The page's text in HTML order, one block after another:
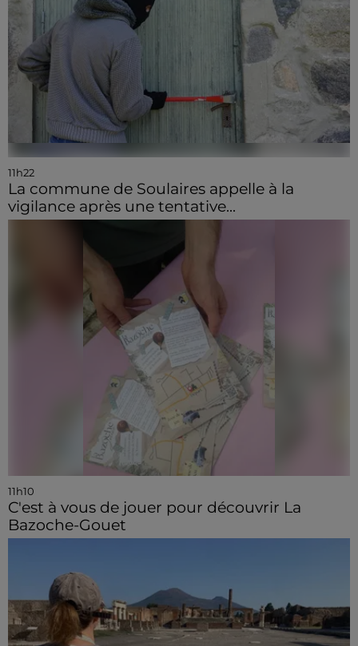
11h22
La commune de Soulaires appelle à la
vigilance après une tentative...
11h10
C'est à vous de jouer pour découvrir La
Bazoche-Gouet